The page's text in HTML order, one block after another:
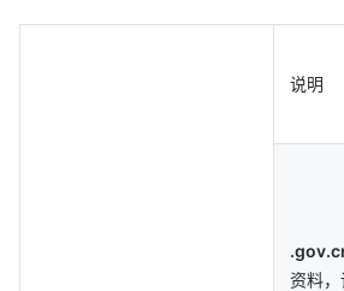
说明
资料